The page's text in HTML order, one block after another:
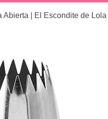
Abierta | El Escondite de Lola